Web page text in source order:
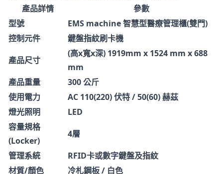
產品詳情
參數
型號
EMS machine 智慧型醫療管理櫃(雙門)
控制元件
鍵盤指紋刷卡機
產品尺寸
(高x寬x深) 1919mm x 1524 mm x 688
mm
產品重量
300 公斤
使用電力
AC 110(220) 伏特 / 50(60) 赫茲
燈光照明
LED
容量規格
(Locker)
4層
管理系統
RFID卡或數字鍵盤及指紋
材質/顏色
冷札鋼板 / 白色